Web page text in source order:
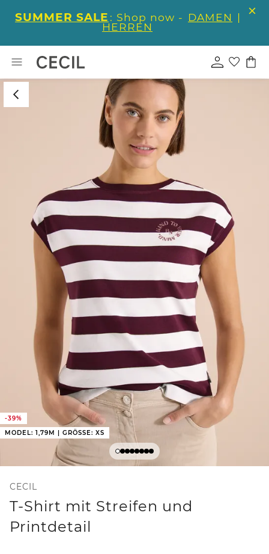
SUMMER SALE : Shop now - DAMEN |
HERREN
-39%
MODEL: 1,79M | GRÖSSE: XS
CECIL
T-Shirt mit Streifen und
Printdetail